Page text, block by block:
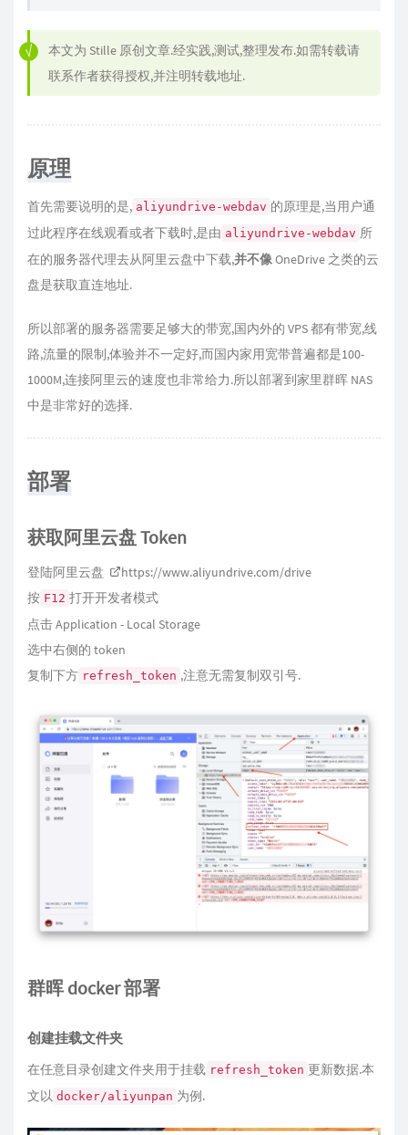
本文为 Stille 原创文章.经实践,测试,整理发布.如需转载请
联系作者获得授权,并注明转载地址.
原理
首先需要说明的是, aliyundrive-webdav 的原理是,当用户通
过此程序在线观看或者下载时,是由 aliyundrive-webdav 所
在的服务器代理去从阿里云盘中下载,并不像OneDrive 之类的云
盘是获取直连地址.
所以部署的服务器需要足够大的带宽,国内外的 VPS 都有带宽,线
路,流量的限制,体验并不一定好,而国内家用宽带普遍都是100-
1000M,连接阿里云的速度也非常给力.所以部署到家里群晖 NAS
中是非常好的选择.
部署
获取阿里云盘 Token
登陆阿里云盘
https://www.aliyundrive.com/drive
按 F12 打开开发者模式
点击 Application - Local Storage
选中右侧的 token
复制下方 refresh_token ,注意无需复制双引号.
群晖 docker 部署
创建挂载文件夹
在任意目录创建文件夹用于挂载 refresh_token 更新数据.本
文以 docker/aliyunpan 为例.